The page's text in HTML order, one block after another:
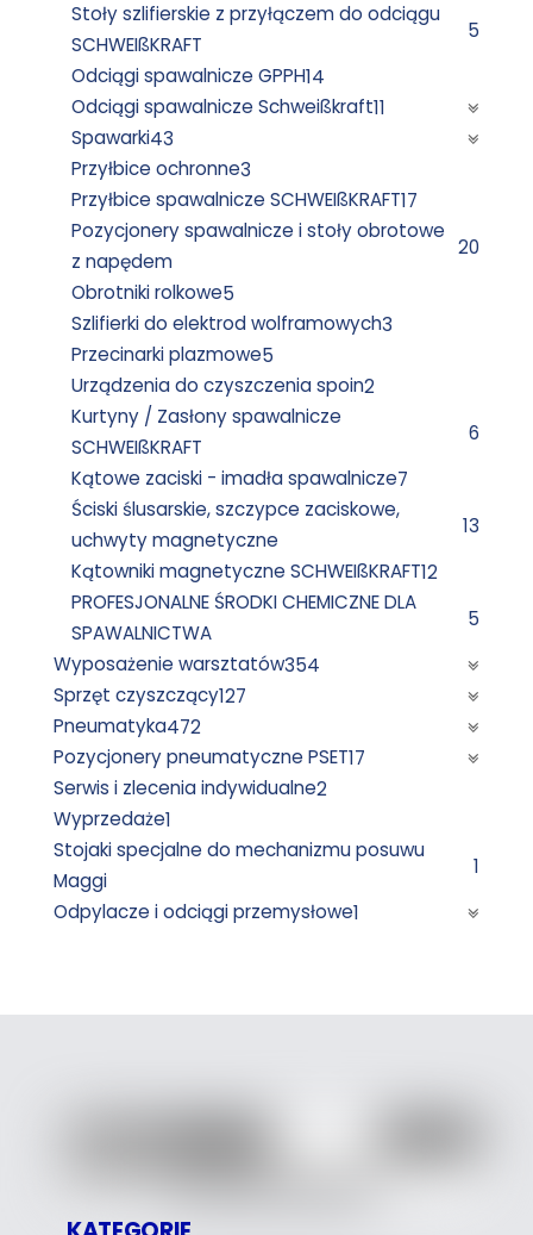
Stoły szlifierskie z przyłączem do odciągu
SCHWEIßKRAFT
5
Odciągi spawalnicze GPPH14
Odciągi spawalnicze Schweißkraft11
Spawarki43
Przyłbice ochronne3
Przyłbice spawalnicze SCHWEIßKRAFT17
Pozycjonery spawalnicze i stoły obrotowe
z napędem
20
Obrotniki rolkowe5
Szlifierki do elektrod wolframowych3
Przecinarki plazmowe5
Urządzenia do czyszczenia spoin2
Kurtyny / Zasłony spawalnicze
SCHWEIßKRAFT
6
Kątowe zaciski - imadła spawalnicze7
Ściski ślusarskie, szczypce zaciskowe,
uchwyty magnetyczne
13
Kątowniki magnetyczne SCHWEIßKRAFT12
PROFESJONALNE ŚRODKI CHEMICZNE DLA
SPAWALNICTWA
5
Wyposażenie warsztatów354
Sprzęt czyszczący127
Pneumatyka472
Pozycjonery pneumatyczne PSET17
Serwis i zlecenia indywidualne2
Wyprzedaże1
Stojaki specjalne do mechanizmu posuwu
Maggi
1
Odpylacze i odciągi przemysłowe1